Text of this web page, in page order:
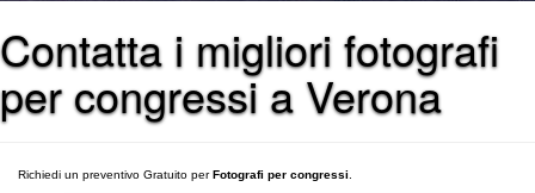
Contatta i migliori fotografi
per congressi a Verona
Richiedi un preventivo Gratuito perFotografi per congressi